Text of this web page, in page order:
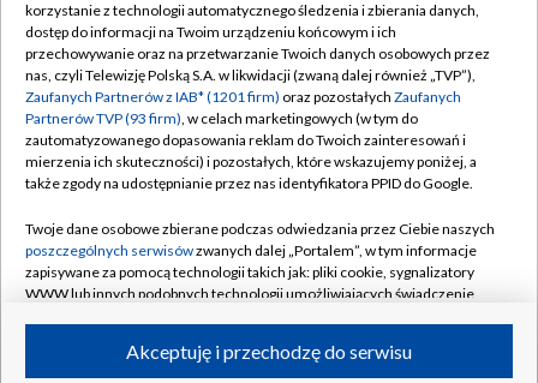
TVP
Abonament TVP
Emisja w TVP
Centrum informacji TVP
Naziemna Telewizja Cyfrowa
Rada Programowa
System NOS
Informacje o nadawcy
Program dla prasy
Regulamin TVP
Polityka prywatności
Moje zgody
Pomoc
Kontakt
Kanały
korzystanie z technologii automatycznego śledzenia i zbierania danych,
dostęp do informacji na Twoim urządzeniu końcowym i ich
przechowywanie oraz na przetwarzanie Twoich danych osobowych przez
nas, czyli Telewizję Polską S.A. w likwidacji (zwaną dalej również „TVP”),
Zaufanych Partnerów z IAB* (1201 firm) oraz pozostałych Zaufanych
Partnerów TVP (93 firm), w celach marketingowych (w tym do
zautomatyzowanego dopasowania reklam do Twoich zainteresowań i
mierzenia ich skuteczności) i pozostałych, które wskazujemy poniżej, a
także zgody na udostępnianie przez nas identyfikatora PPID do Google.
Twoje dane osobowe zbierane podczas odwiedzania przez Ciebie naszych
poszczególnych serwisówzwanych dalej „Portalem”, w tym informacje
zapisywane za pomocą technologii takich jak: pliki cookie, sygnalizatory
WWW lub innych podobnych technologii umożliwiających świadczenie
ruchu w Internecie.Akceptuję i przechodzę do serwisu